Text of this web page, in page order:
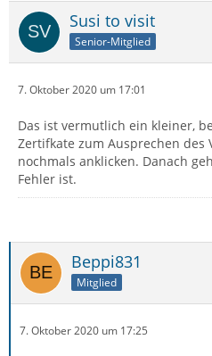
Susi to visit
Senior-Mitglied
7. Oktober 2020 um 17:01
Das ist vermutlich ein kleiner,
Zertifkate zum Ausprechen
nochmals anklicken. Danach
Fehler ist.
Beppi831
Mitglied
7. Oktober 2020 um 17:25